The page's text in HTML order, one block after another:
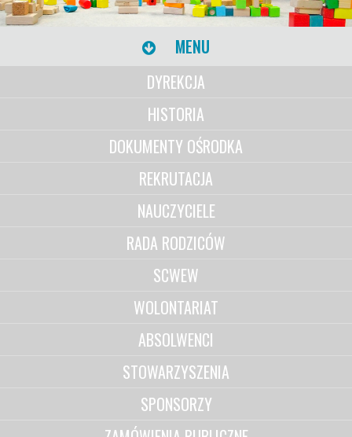
MENU
DYREKCJA
HISTORIA
DOKUMENTY OŚRODKA
REKRUTACJA
NAUCZYCIELE
RADA RODZICÓW
SCWEW
WOLONTARIAT
ABSOLWENCI
STOWARZYSZENIA
SPONSORZY